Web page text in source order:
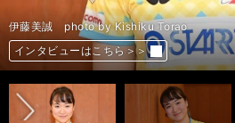
石川佳純 photo by Kishiku Torao
インタビューはこちら＞＞
石川佳純 photo by Kishiku Torao
インタビューはこちら＞＞
石川佳純 photo by Kishiku Torao
インタビューはこちら＞＞
伊藤美誠 photo by Kishiku Torao
インタビューはこちら＞＞
伊藤美誠 photo by Kishiku Torao
インタビューはこちら＞＞
伊藤美誠 photo by Kishiku Torao
インタビューはこちら＞＞
伊藤美誠 photo by AFLO
インタビューはこちら＞＞
（左から）石川佳純、平野美宇、早田ひな
Torao
インタビューはこちら＞＞
早田ひな photo by Kishiku Torao
インタビューはこちら＞＞
早田ひな photo by Kishiku Torao
インタビューはこちら＞＞
Tリーグの女子選手たち photo by Kishiku
インタビューはこちら＞＞
前へ